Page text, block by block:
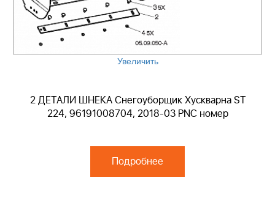
Увеличить
2 ДЕТАЛИ ШНЕКА Снегоуборщик Хускварна ST
224, 96191008704, 2018-03 PNC номер
Подробнее